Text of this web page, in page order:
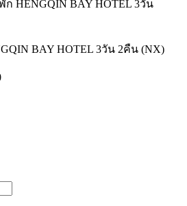
BAY HOTEL 3วัน 2คืน (NX)